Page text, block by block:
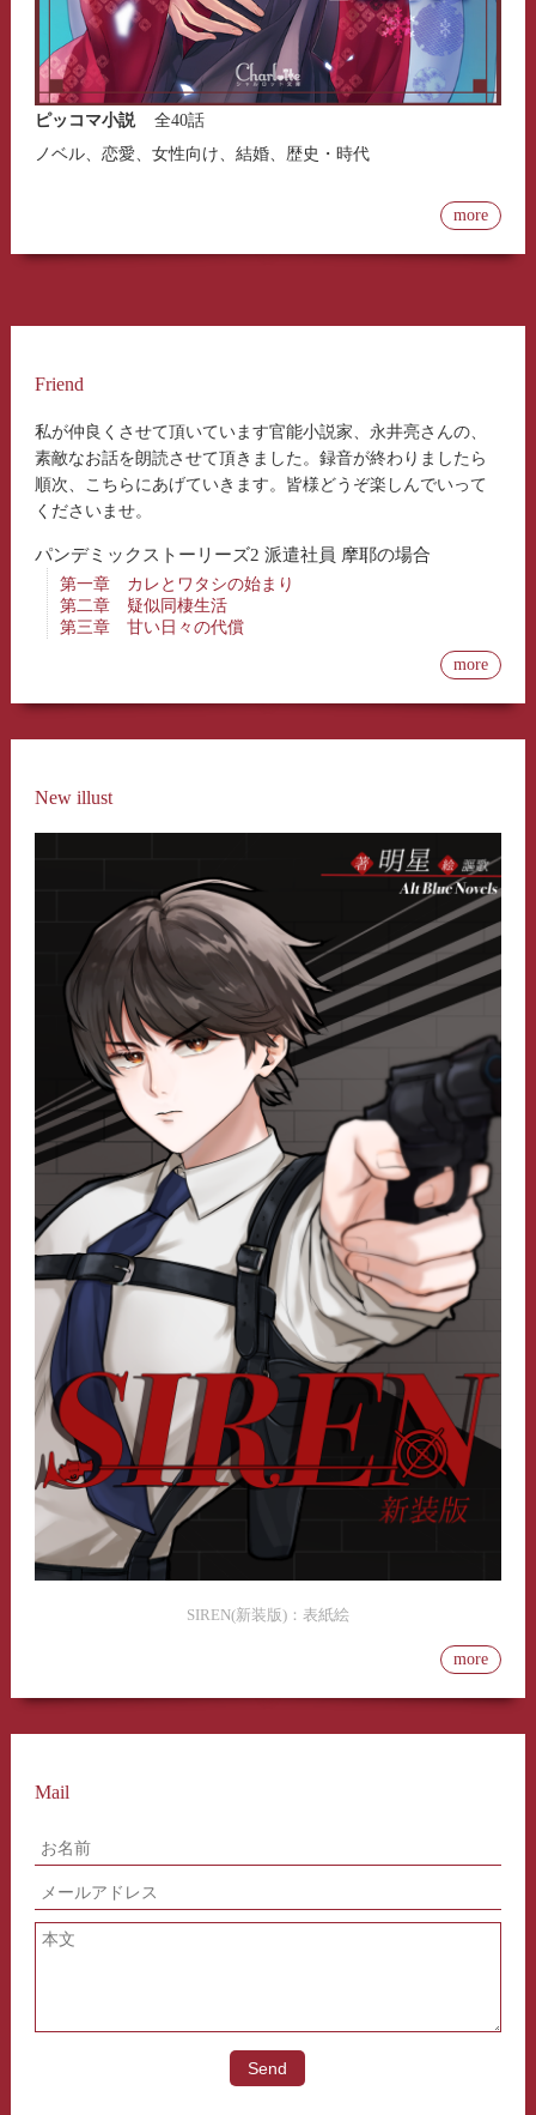
ピッコマ小説
全40話
ノベル、恋愛、女性向け、結婚、歴史・時代
more
Friend
私が仲良くさせて頂いています官能小説家、永井亮さんの、
素敵なお話を朗読させて頂きました。録音が終わりましたら
順次、こちらにあげていきます。皆様どうぞ楽しんでいって
くださいませ。
パンデミックストーリーズ2 派遣社員 摩耶の場合
第一章 カレとワタシの始まり
第二章 疑似同棲生活
第三章 甘い日々の代償
more
New illust
SIREN(新装版)：表紙絵
more
Mail